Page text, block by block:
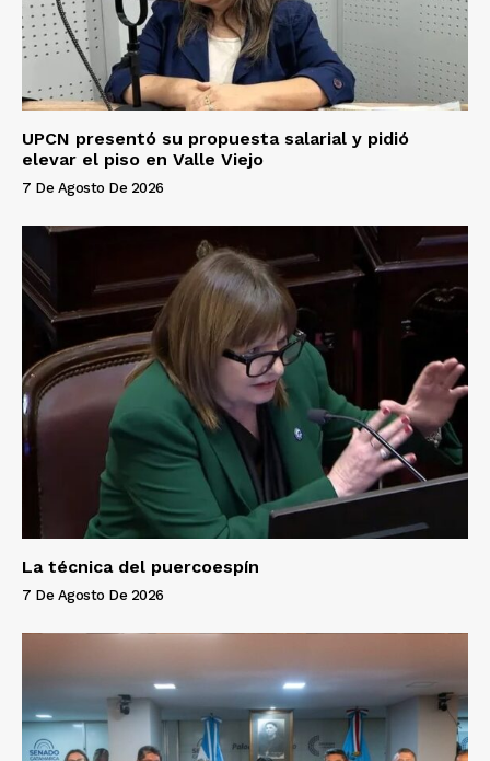
UPCN presentó su propuesta salarial y pidió
elevar el piso en Valle Viejo
7 De Agosto De 2026
La técnica del puercoespín
7 De Agosto De 2026